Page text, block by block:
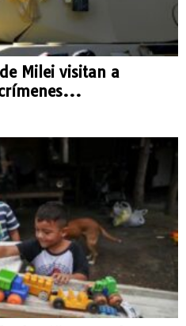
Milei visitan a